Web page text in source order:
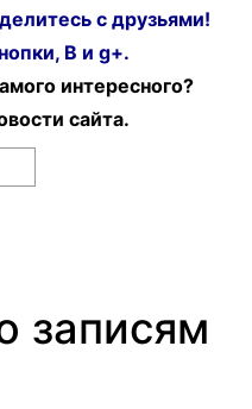
с друзьями!
В и g+.
интересного?
сайта.
записям